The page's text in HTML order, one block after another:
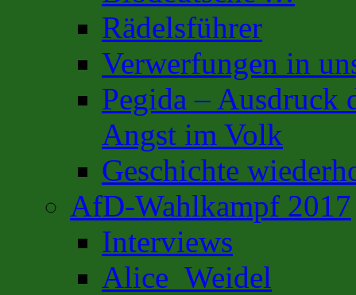
Rädelsführer
Verwerfungen in
Pegida – Ausdruck
Angst im Volk
Geschichte
AfD-Wahlkampf 2017
Interviews
Alice_Weidel